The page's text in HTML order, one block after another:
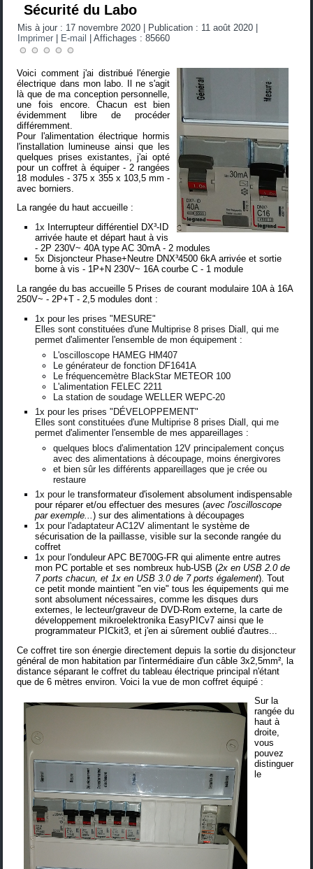
Sécurité du Labo
Mis à jour : 17 novembre 2020 Publication : 11 août 2020
Imprimer
E-mail |Affichages : 85660
Voici comment j'ai distribué l'énergie
électrique dans mon labo. Il ne s'agit
là que de ma conception personnelle,
une fois encore. Chacun est bien
évidemment libre de procéder
différemment.
Pour l'alimentation électrique hormis
l'installation lumineuse ainsi que les
quelques prises existantes, j'ai opté
pour uncoffret à équiper - 2 rangées
18 modules - 375 x 355 x 103,5 mm -
avec borniers.
La rangée du haut accueille :
1x Interrupteur différentiel DX³-ID
arrivée haute et départ haut à vis
- 2P 230V~ 40A type AC 30mA - 2 modules
5x Disjoncteur Phase+Neutre DNX³4500 6kA arrivée et sortie
borne à vis - 1P+N 230V~ 16A courbe C - 1 module
La rangée du bas accueille 5 Prises de courant modulaire 10A à 16A
250V~ - 2P+T - 2,5 modules dont :
1x pour les prises "MESURE"
Elles sont constituées d'une Multiprise 8 prises Diall, qui me
permet d'alimenter l'ensemble de mon équipement :
L'oscilloscope HAMEG HM407
Le générateur de fonction DF1641A
Le fréquencemètre BlackStar METEOR 100
L'alimentation FELEC 2211
La station de soudage WELLER WEPC-20
1x pour les prises "DÉVELOPPEMENT"
Elles sont constituées d'une Multiprise 8 prises Diall, qui me
permet d'alimenter l'ensemble de mes appareillages :
quelques blocs d'alimentation 12Vprincipalement conçus
avec des alimentations à découpage, moins énergivores
et bien sûr les différents appareillages que je crée ou
restaure
1x pour letransformateur d'isolement absolument indispensable
pour réparer et/ou effectuer des mesures (avec l'oscilloscope
par exemple...) sur des alimentations à découpages
1x pour l'adaptateur AC12V alimentant lesystème de
sécurisation de la paillasse, visible sur la seconde rangée du
coffret
1x pour l'onduleur APC BE700G-FR qui alimente entre autres
mon PC portable et ses nombreux hub-USB (2x en USB 2.0 de
7 ports chacun, et 1x en USB 3.0 de 7 ports également). Tout
ce petit monde maintient "en vie" tous les équipements qui me
sont absolument nécessaires, comme les disques durs
externes, le lecteur/graveur de DVD-Rom externe, lacarte de
développement mikroelektronika EasyPICv7 ainsi que le
programmateur PICkit3, et j'en ai sûrement oublié d'autres...
Ce coffret tire son énergie directement depuis la sortie du disjoncteur
général de mon habitation par l'intermédiaire d'un câble 3x2,5mm², la
distance séparant le coffret du tableau électrique principal n'étant
que de 6 mètres environ. Voici la vue de mon coffret équipé :
Sur la
rangée du
haut à
droite,
vous
pouvez
distinguer
le